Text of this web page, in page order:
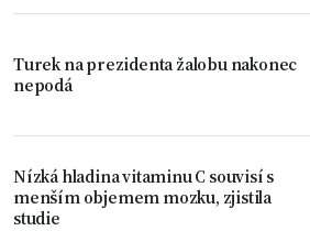
Turek na prezidenta žalobu nakonec
nepodá
Nízká hladina vitaminu C souvisí s
menším objemem mozku, zjistila
studie